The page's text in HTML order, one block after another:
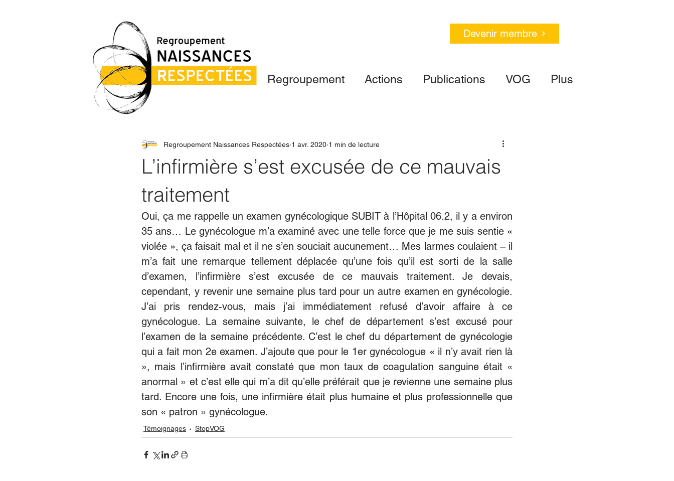
Regroupement Actions Publications VOG Plus
Devenir membre
L’infirmière s’est excusée de ce mauvais
traitement
Regroupement Naissances Respectées 1 avr. 2020 1 min de lecture
Oui, ça me rappelle un examen gynécologique SUBIT à l’Hôpital 06.2, il y a environ
35 ans… Le gynécologue m’a examiné avec une telle force que je me suis sentie «
violée », ça faisait mal et il ne s’en souciait aucunement… Mes larmes coulaient – il
m’a fait une remarque tellement déplacée qu’une fois qu’il est sorti de la salle
d’examen, l’infirmière s’est excusée de ce mauvais traitement. Je devais,
cependant, y revenir une semaine plus tard pour un autre examen en gynécologie.
J’ai pris rendez-vous, mais j’ai immédiatement refusé d’avoir affaire à ce
gynécologue. La semaine suivante, le chef de département s’est excusé pour
l’examen de la semaine précédente. C’est le chef du département de gynécologie
qui a fait mon 2e examen. J’ajoute que pour le 1er gynécologue « il n’y avait rien là
», mais l’infirmière avait constaté que mon taux de coagulation sanguine était «
anormal » et c’est elle qui m’a dit qu’elle préférait que je revienne une semaine plus
tard. Encore une fois, une infirmière était plus humaine et plus professionnelle que
son « patron » gynécologue.
Témoignages StopVOG